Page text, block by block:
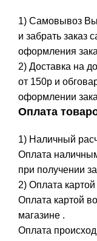
1) Самовывоз Вы
и забрать заказ
оформления
2) Доставка на
от 150р и
оформлении
Оплата
1) Наличный
Оплата
при получении
2) Оплата
Оплата картой
магазине .
Оплата